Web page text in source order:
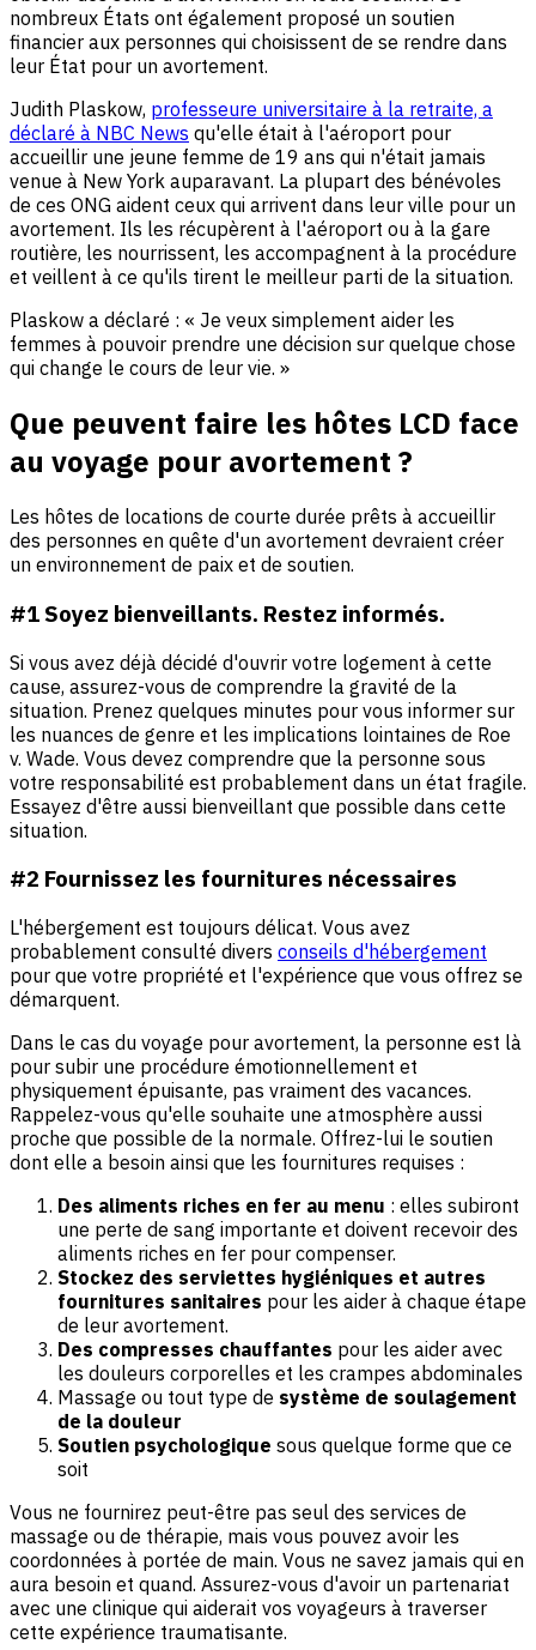
nombreux États ont également proposé un soutien
financier aux personnes qui choisissent de se rendre dans
leur État pour un avortement.
Judith Plaskow, professeure universitaire à la retraite, a
déclaré à NBC News qu'elle était à l'aéroport pour
accueillir une jeune femme de 19 ans qui n'était jamais
venue à New York auparavant. La plupart des bénévoles
de ces ONG aident ceux qui arrivent dans leur ville pour un
avortement. Ils les récupèrent à l'aéroport ou à la gare
routière, les nourrissent, les accompagnent à la procédure
et veillent à ce qu'ils tirent le meilleur parti de la situation.
Plaskow a déclaré : « Je veux simplement aider les
femmes à pouvoir prendre une décision sur quelque chose
qui change le cours de leur vie. »
Que peuvent faire les hôtes LCD face
au voyage pour avortement ?
Les hôtes de locations de courte durée prêts à accueillir
des personnes en quête d'un avortement devraient créer
un environnement de paix et de soutien.
#1 Soyez bienveillants. Restez informés.
Si vous avez déjà décidé d'ouvrir votre logement à cette
cause, assurez-vous de comprendre la gravité de la
situation. Prenez quelques minutes pour vous informer sur
les nuances de genre et les implications lointaines de Roe
v. Wade. Vous devez comprendre que la personne sous
votre responsabilité est probablement dans un état fragile.
Essayez d'être aussi bienveillant que possible dans cette
situation.
#2 Fournissez les fournitures nécessaires
L'hébergement est toujours délicat. Vous avez
probablement consulté divers conseils d'hébergement
pour que votre propriété et l'expérience que vous offrez se
démarquent.
Dans le cas du voyage pour avortement, la personne est là
pour subir une procédure émotionnellement et
physiquement épuisante, pas vraiment des vacances.
Rappelez-vous qu'elle souhaite une atmosphère aussi
proche que possible de la normale. Offrez-lui le soutien
dont elle a besoin ainsi que les fournitures requises :
Des aliments riches en fer au menu : elles subiront
une perte de sang importante et doivent recevoir des
aliments riches en fer pour compenser.
Stockez des serviettes hygiéniques et autres
fournitures sanitaires pour les aider à chaque étape
de leur avortement.
Des compresses chauffantes pour les aider avec
les douleurs corporelles et les crampes abdominales
Massage ou tout type de système de soulagement
de la douleur
Soutien psychologique sous quelque forme que ce
soit
Vous ne fournirez peut-être pas seul des services de
massage ou de thérapie, mais vous pouvez avoir les
coordonnées à portée de main. Vous ne savez jamais qui en
aura besoin et quand. Assurez-vous d'avoir un partenariat
avec une clinique qui aiderait vos voyageurs à traverser
cette expérience traumatisante.